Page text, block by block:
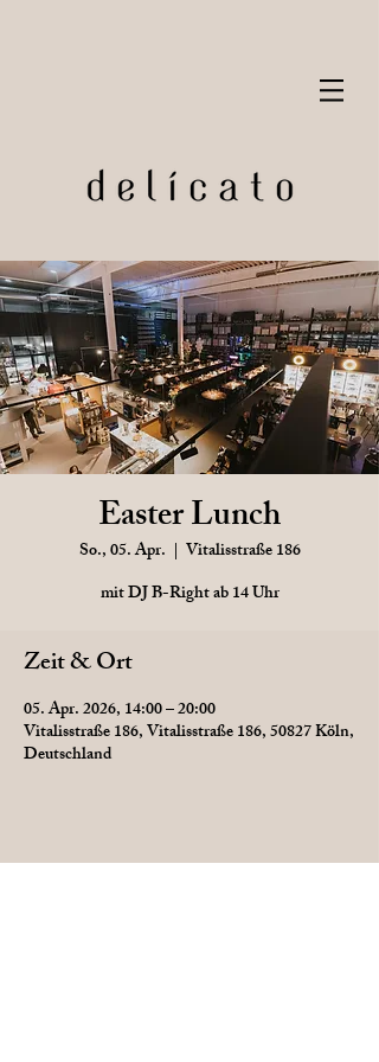
Easter Lunch
So., 05. Apr.
  |
Vitalisstraße 186
mit DJ B-Right ab 14 Uhr
Zeit & Ort
05. Apr. 2026, 14:00 – 20:00
Vitalisstraße 186, Vitalisstraße 186, 50827 Köln,
Deutschland